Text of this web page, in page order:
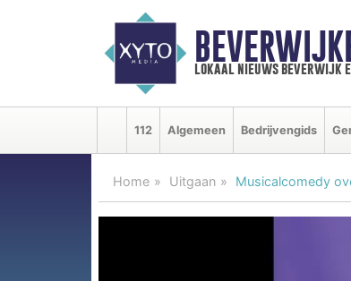
lokaal nieuws beverwijk
112 Algemeen Bedrijvengids
Home Uitgaan Musicalcomedy